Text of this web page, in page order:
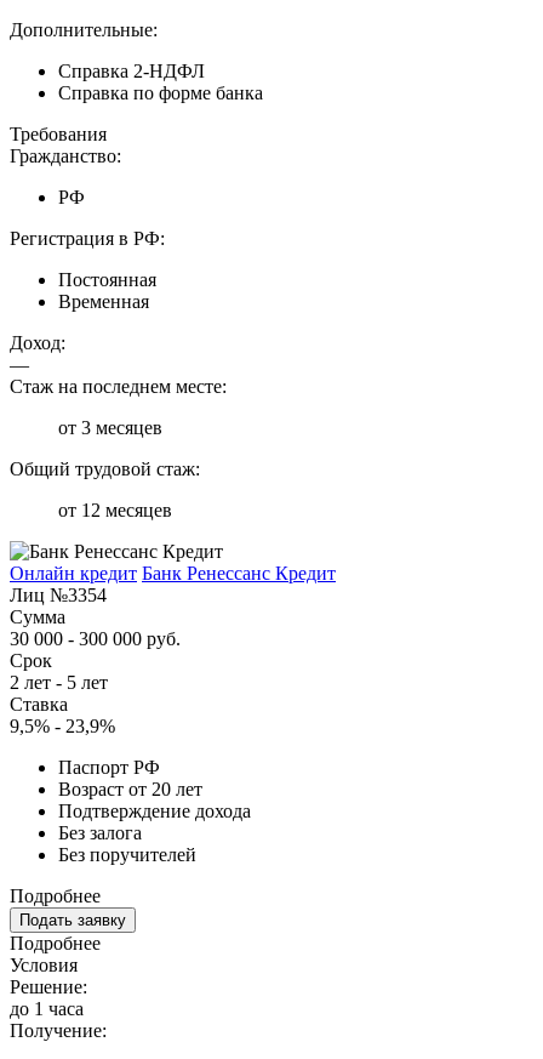
Дополнительные:
Справка 2-НДФЛ
Справка по форме банка
Требования
Гражданство:
РФ
Регистрация в РФ:
Постоянная
Временная
Доход:
—
Стаж на последнем месте:
от 3 месяцев
Общий трудовой стаж:
от 12 месяцев
Онлайн кредит Банк Ренессанс Кредит
Лиц №3354
Сумма
30 000 - 300 000 руб.
Срок
2 лет - 5 лет
Ставка
9,5% - 23,9%
Паспорт РФ
Возраст от 20 лет
Подтверждение дохода
Без залога
Без поручителей
Подробнее
Подать заявку
Подробнее
Условия
Решение:
до 1 часа
Получение: